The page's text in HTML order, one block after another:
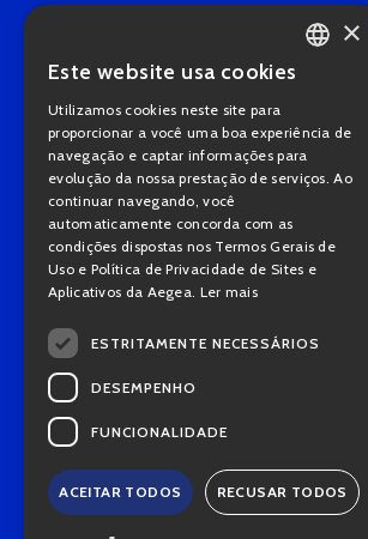
PORTUGUESE
×
Este website usa cookies
Utilizamos cookies neste site para
proporcionar a você uma boa experiência de
navegação e captar informações para
evolução da nossa prestação de serviços. Ao
continuar navegando, você
automaticamente concorda com as
condições dispostas nos Termos Gerais de
Uso e Política de Privacidade de Sites e
Aplicativos da Aegea. Ler mais
ESTRITAMENTE NECESSÁRIOS
DESEMPENHO
FUNCIONALIDADE
ACEITAR TODOS RECUSAR TODOS